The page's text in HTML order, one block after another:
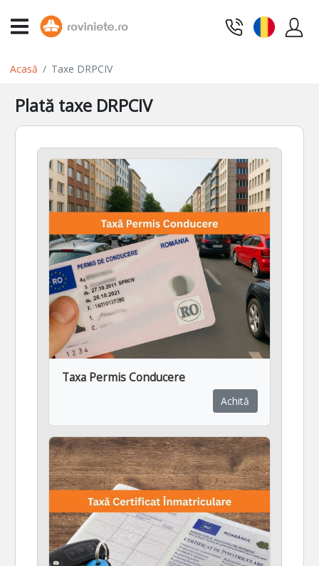
Acasă Taxe DRPCIV
Plată taxe DRPCIV
Taxa Permis Conducere
Achită